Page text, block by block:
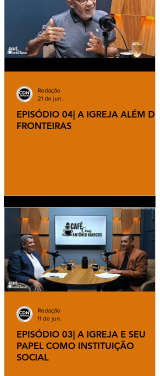
EPISÓDIO 04| A IGREJA ALÉM
FRONTEIRAS
Redação
21 de jun.
EPISÓDIO 03| A IGREJA E SEU
PAPEL COMO INSTITUIÇÃO
SOCIAL
Redação
11 de jun.